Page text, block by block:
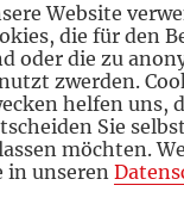
Website
die für den
oder die zu
zwerden.
helfen uns,
Sie
möchten.
in unseren